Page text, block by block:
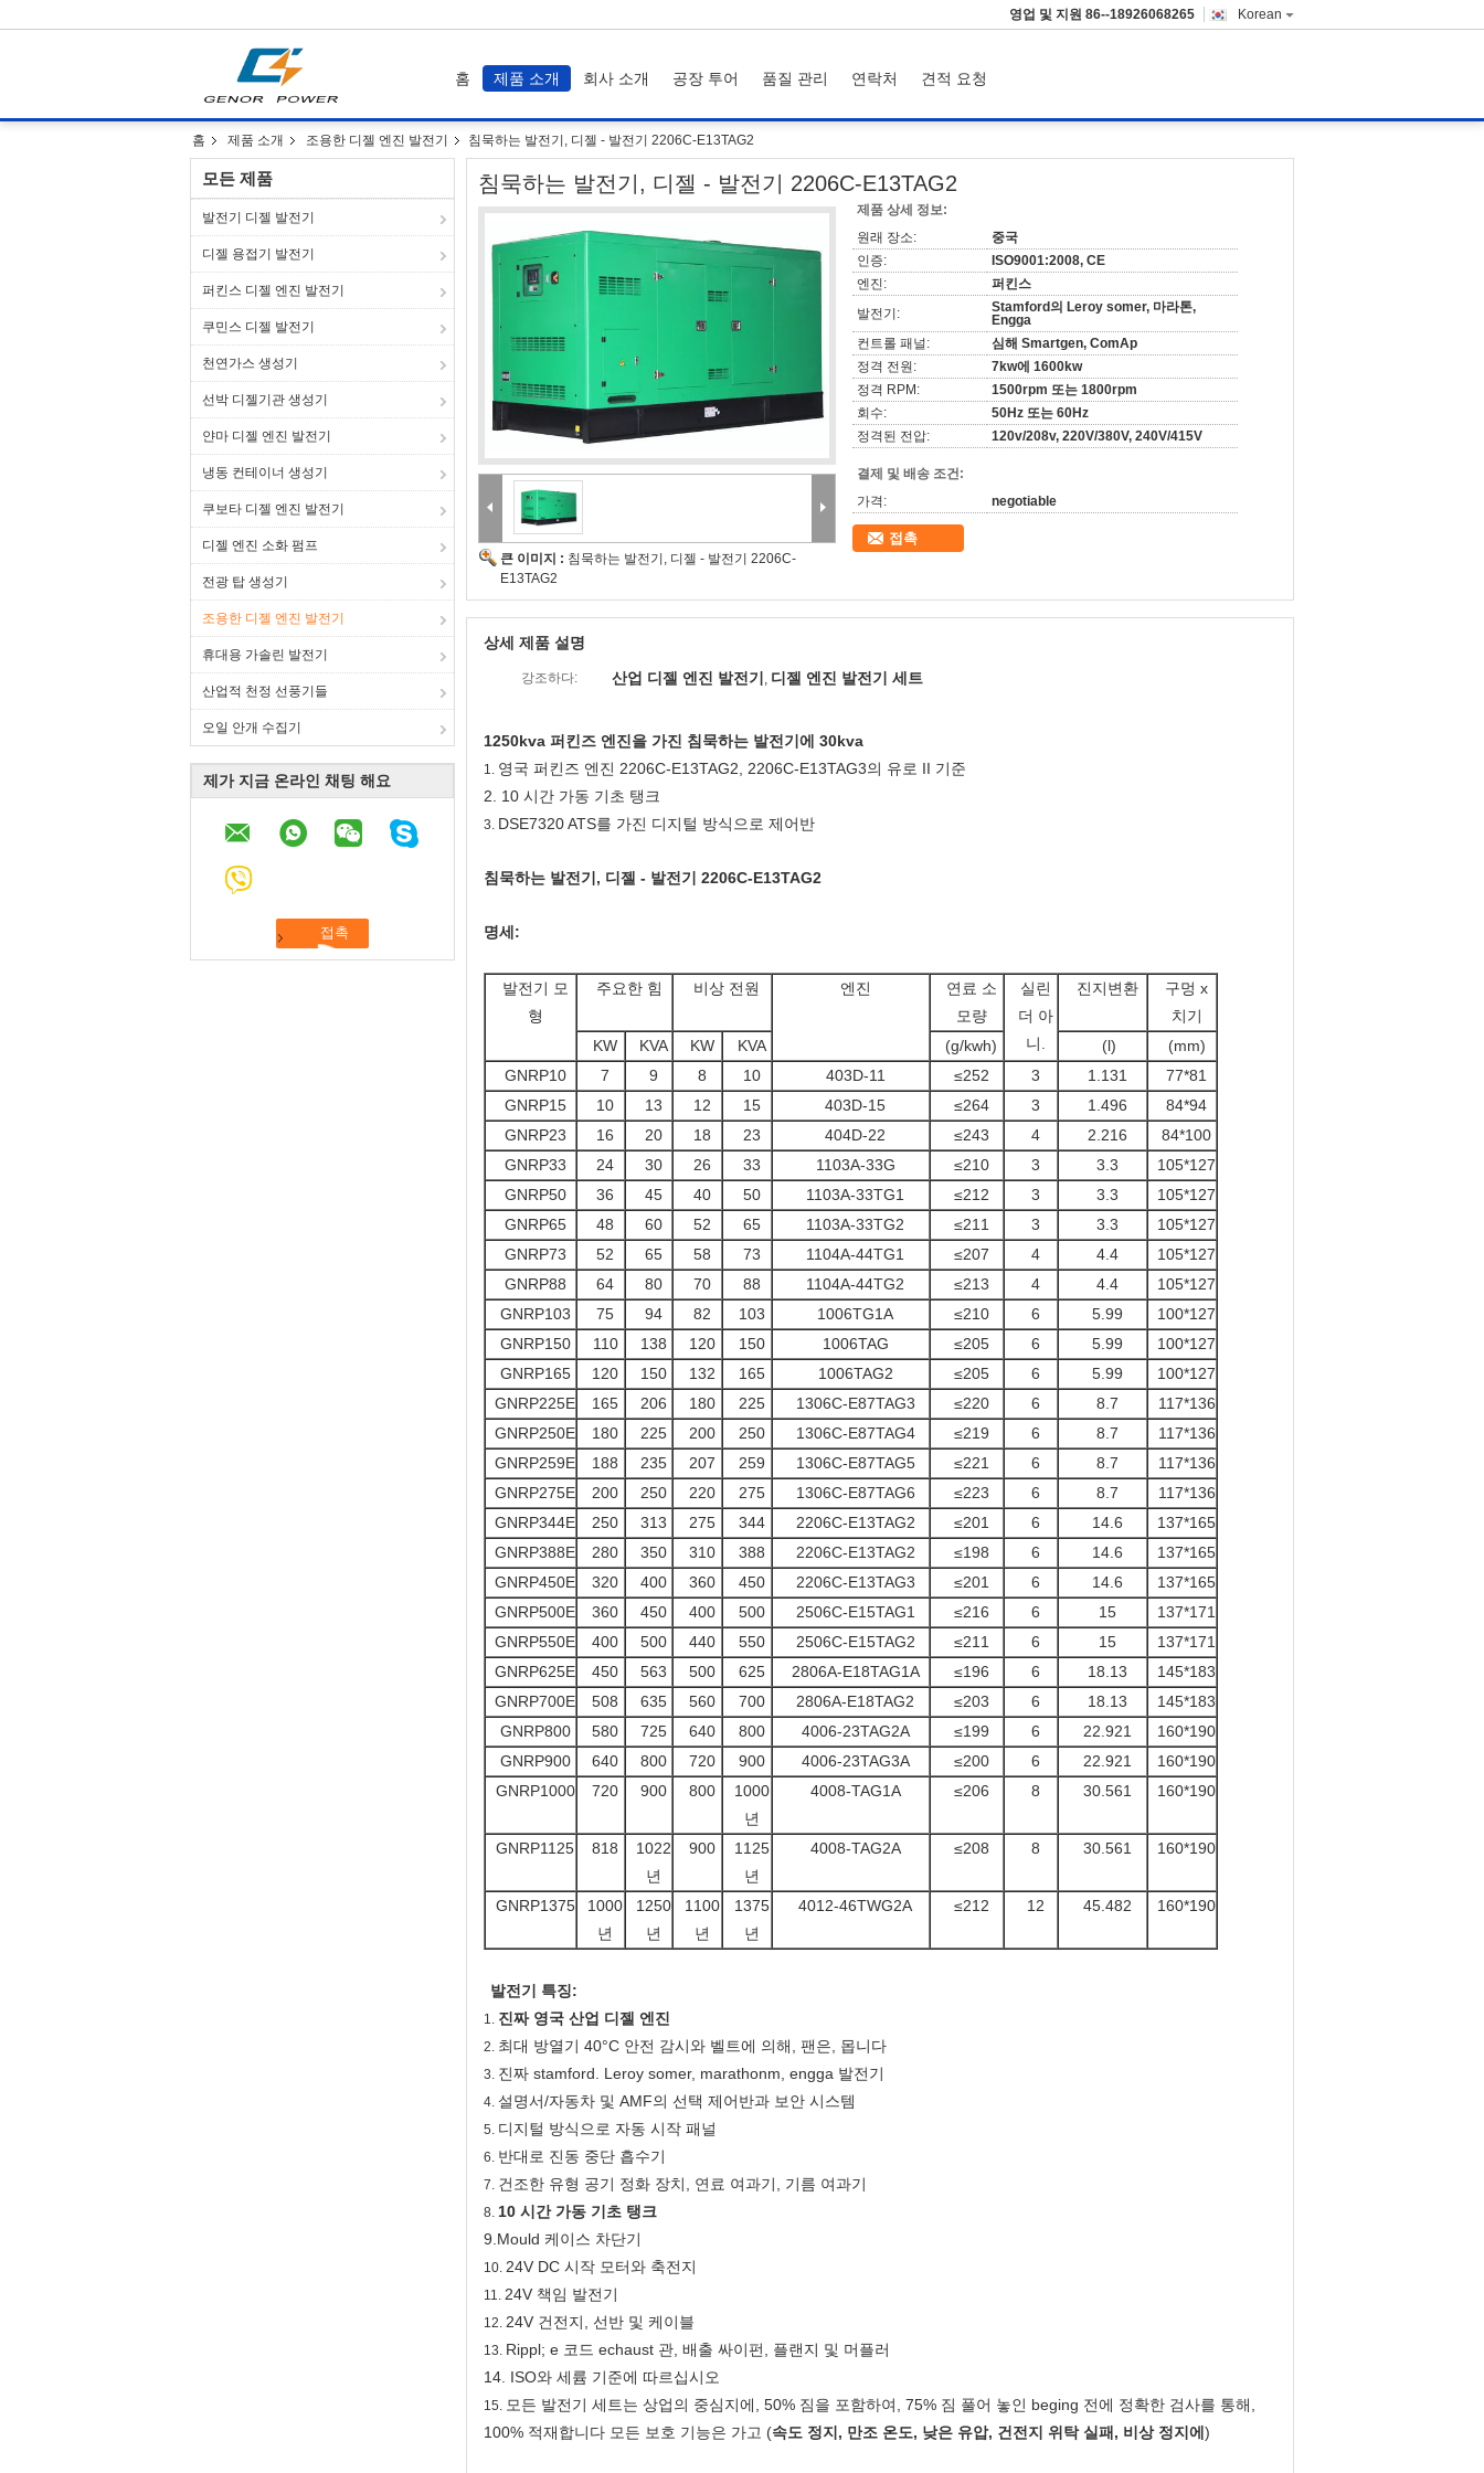
Korean
영업 및 지원 86--18926068265
홈 제품 소개 회사 소개 공장 투어 품질 관리 연락처 견적 요청
홈 제품 소개 조용한 디젤 엔진 발전기 침묵하는 발전기, 디젤 - 발전기 2206C-E13TAG2
모든 제품
발전기 디젤 발전기
디젤 용접기 발전기
퍼킨스 디젤 엔진 발전기
쿠민스 디젤 발전기
천연가스 생성기
선박 디젤기관 생성기
얀마 디젤 엔진 발전기
냉동 컨테이너 생성기
쿠보타 디젤 엔진 발전기
디젤 엔진 소화 펌프
전광 탑 생성기
조용한 디젤 엔진 발전기
휴대용 가솔린 발전기
산업적 천정 선풍기들
오일 안개 수집기
제가 지금 온라인 채팅 해요
침묵하는 발전기, 디젤 - 발전기 2206C-E13TAG2
큰 이미지 : 침묵하는 발전기, 디젤 - 발전기 2206C-
E13TAG2
제품 상세 정보:
원래 장소:
중국
인증:
ISO9001:2008, CE
엔진:
퍼킨스
발전기:
Stamford의 Leroy somer, 마라톤,
Engga
컨트롤 패널:
심해 Smartgen, ComAp
정격 전원:
7kw에 1600kw
정격 RPM:
1500rpm 또는 1800rpm
회수:
50Hz 또는 60Hz
정격된 전압:
120v/208v, 220V/380V, 240V/415V
결제 및 배송 조건:
가격:
negotiable
접촉
상세 제품 설명
강조하다: 산업 디젤 엔진 발전기 , 디젤 엔진 발전기 세트
1250kva 퍼킨즈 엔진을 가진 침묵하는 발전기에 30kva
1. 영국 퍼킨즈 엔진 2206C-E13TAG2, 2206C-E13TAG3의 유로 II 기준
2. 10 시간 가동 기초 탱크
3. DSE7320 ATS를 가진 디지털 방식으로 제어반
침묵하는 발전기, 디젤 - 발전기 2206C-E13TAG2
명세:
발전기 모
형
주요한 힘 비상 전원 엔진
연료 소
모량
실린
더 아
니.
진지변환
구멍 x
치기
KW
KVA KW KVA (g/kwh) (l)
(mm)
GNRP10
7 9 8 10 403D-11 ≤252 3 1.131
77*81
GNRP15
10 13 12 15 403D-15 ≤264 3 1.496
84*94
GNRP23
16 20 18 23 404D-22 ≤243 4 2.216
84*100
GNRP33
24 30 26 33 1103A-33G ≤210 3 3.3
105*127
GNRP50
36 45 40 50 1103A-33TG1 ≤212 3 3.3
105*127
GNRP65
48 60 52 65 1103A-33TG2 ≤211 3 3.3
105*127
GNRP73
52 65 58 73 1104A-44TG1 ≤207 4 4.4
105*127
GNRP88
64 80 70 88 1104A-44TG2 ≤213 4 4.4
105*127
GNRP103
75 94 82 103 1006TG1A ≤210 6 5.99
100*127
GNRP150
110 138 120 150 1006TAG ≤205 6 5.99
100*127
GNRP165
120 150 132 165 1006TAG2 ≤205 6 5.99
100*127
GNRP225E
165 206 180 225 1306C-E87TAG3 ≤220 6 8.7
117*136
GNRP250E
180 225 200 250 1306C-E87TAG4 ≤219 6 8.7
117*136
GNRP259E
188 235 207 259 1306C-E87TAG5 ≤221 6 8.7
117*136
GNRP275E
200 250 220 275 1306C-E87TAG6 ≤223 6 8.7
117*136
GNRP344E
250 313 275 344 2206C-E13TAG2 ≤201 6 14.6
137*165
GNRP388E
280 350 310 388 2206C-E13TAG2 ≤198 6 14.6
137*165
GNRP450E
320 400 360 450 2206C-E13TAG3 ≤201 6 14.6
137*165
GNRP500E
360 450 400 500 2506C-E15TAG1 ≤216 6 15
137*171
GNRP550E
400 500 440 550 2506C-E15TAG2 ≤211 6 15
137*171
GNRP625E
450 563 500 625 2806A-E18TAG1A ≤196 6 18.13
145*183
GNRP700E
508 635 560 700 2806A-E18TAG2 ≤203 6 18.13
145*183
GNRP800
580 725 640 800 4006-23TAG2A ≤199 6 22.921
160*190
GNRP900
640 800 720 900 4006-23TAG3A ≤200 6 22.921
160*190
GNRP1000
720 900 800
1000
년
4008-TAG1A ≤206 8 30.561 160*190
GNRP1125 818
1022
년
900
1125
년
4008-TAG2A ≤208 8 30.561 160*190
GNRP1375
1000
년
1250
년
1100
년
1375
년
4012-46TWG2A ≤212 12 45.482 160*190
발전기 특징:
1. 진짜 영국 산업 디젤 엔진
2. 최대 방열기 40°C 안전 감시와 벨트에 의해, 팬은, 몹니다
3. 진짜 stamford. Leroy somer, marathonm, engga 발전기
4. 설명서/자동차 및 AMF의 선택 제어반과 보안 시스템
5. 디지털 방식으로 자동 시작 패널
6. 반대로 진동 중단 흡수기
7. 건조한 유형 공기 정화 장치, 연료 여과기, 기름 여과기
8. 10 시간 가동 기초 탱크
9.Mould 케이스 차단기
10. 24V DC 시작 모터와 축전지
11. 24V 책임 발전기
12. 24V 건전지, 선반 및 케이블
13. Rippl; e 코드 echaust 관, 배출 싸이펀, 플랜지 및 머플러
14. ISO와 세륨 기준에 따르십시오
15. 모든 발전기 세트는 상업의 중심지에, 50% 짐을 포함하여, 75% 짐 풀어 놓인 beging 전에 정확한 검사를 통해,
100% 적재합니다 모든 보호 기능은 가고 (속도 정지, 만조 온도, 낮은 유압, 건전지 위탁 실패, 비상 정지에 )